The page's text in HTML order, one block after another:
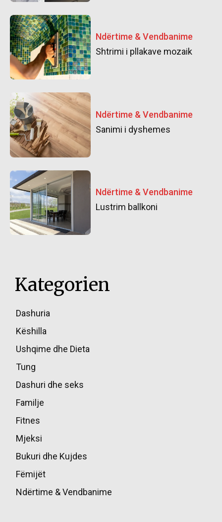
Ndërtime & Vendbanime
Shtrimi i pllakave mozaik
Ndërtime & Vendbanime
Sanimi i dyshemes
Ndërtime & Vendbanime
Lustrim ballkoni
Kategorien
Dashuria
Këshilla
Ushqime dhe Dieta
Tung
Dashuri dhe seks
Familje
Fitnes
Mjeksi
Bukuri dhe Kujdes
Fëmijët
Ndërtime & Vendbanime